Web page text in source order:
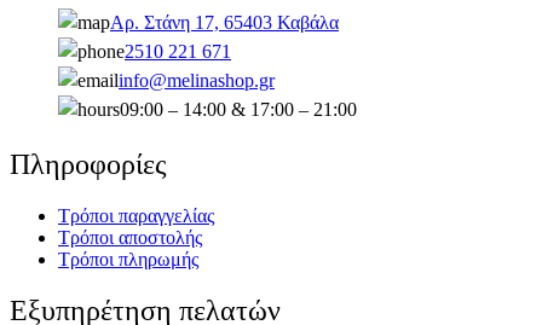
Αρ. Στάνη 17, 65403 Καβάλα
2510 221 671
info@melinashop.gr
09:00 – 14:00 & 17:00 – 21:00
Πληροφορίες
Τρόποι παραγγελίας
Τρόποι αποστολής
Τρόποι πληρωμής
Εξυπηρέτηση πελατών